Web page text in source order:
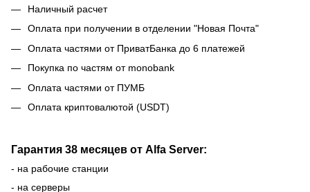
Наличный расчет
Оплата при получении в отделении "Новая Почта"
Оплата частями от ПриватБанка до 6 платежей
Покупка по частям от monobank
Оплата частями от ПУМБ
Оплата криптовалютой (USDT)
Гарантия 38 месяцев от Alfa Server:
- на рабочие станции
- на серверы